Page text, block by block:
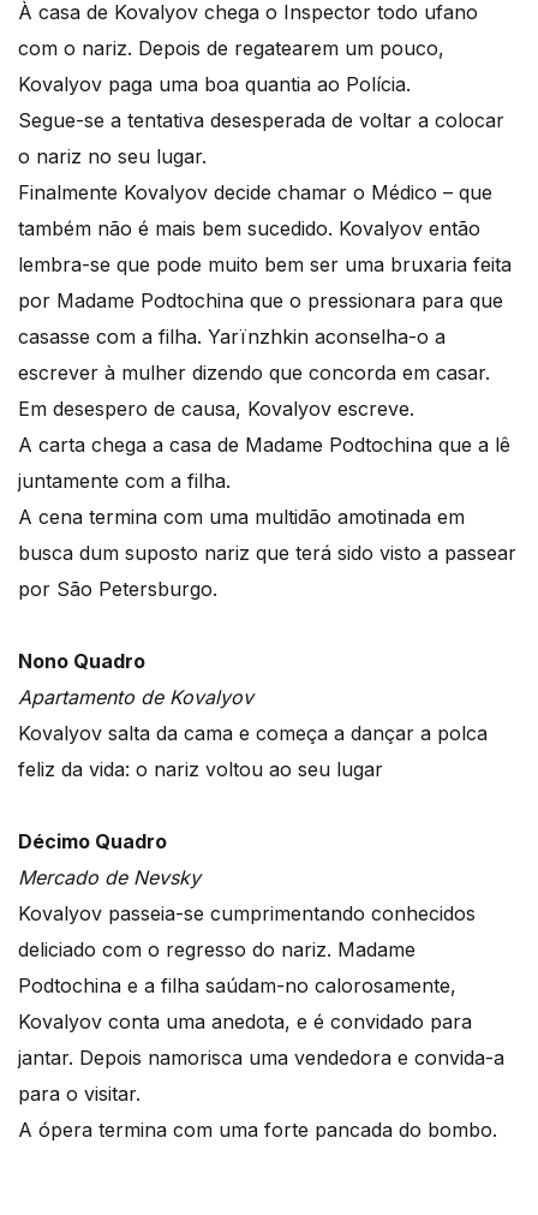
À casa de Kovalyov chega o Inspector todo ufano
com o nariz. Depois de regatearem um pouco,
Kovalyov paga uma boa quantia ao Polícia.
Segue-se a tentativa desesperada de voltar a colocar
o nariz no seu lugar.
Finalmente Kovalyov decide chamar o Médico – que
também não é mais bem sucedido. Kovalyov então
lembra-se que pode muito bem ser uma bruxaria feita
por Madame Podtochina que o pressionara para que
casasse com a filha. Yarïnzhkin aconselha-o a
escrever à mulher dizendo que concorda em casar.
Em desespero de causa, Kovalyov escreve.
A carta chega a casa de Madame Podtochina que a lê
juntamente com a filha.
A cena termina com uma multidão amotinada em
busca dum suposto nariz que terá sido visto a passear
por São Petersburgo.
Nono Quadro
Apartamento de Kovalyov
Kovalyov salta da cama e começa a dançar a polca
feliz da vida: o nariz voltou ao seu lugar
Décimo Quadro
Mercado de Nevsky
Kovalyov passeia-se cumprimentando conhecidos
deliciado com o regresso do nariz. Madame
Podtochina e a filha saúdam-no calorosamente,
Kovalyov conta uma anedota, e é convidado para
jantar. Depois namorisca uma vendedora e convida-a
para o visitar.
A ópera termina com uma forte pancada do bombo.